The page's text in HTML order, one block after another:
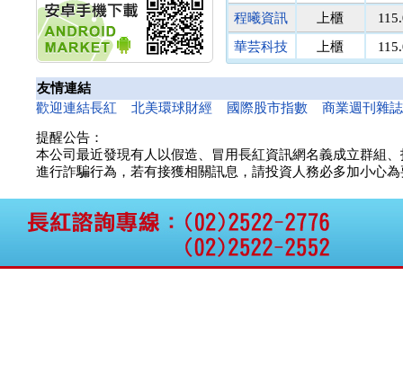
碩通散熱股份有限公司
公告董事會決議發行員
工認股權
華旭先進:代重要子公司
碩通散熱股份有限公司
公告董事會追認113年
向關係
華旭先進:代重要子公司
碩通散熱股份有限公司
公告向關係人取得使用
權資產
仁新醫藥:代重要子公司
BeliteBio,Inc公告受邀參
加第27屆眼
巨生生醫:公告本公司
MPB-1523MRI顯影劑-
匯頂電腦
議價
南美特科
議價
台塑網科
70.00
捷揚光電
議價
新德科技
議價
諾瓦材料
議價
智安電子
議價
穩晟材料
騰錂鐳射
茂德科技
程曦資訊
上櫃
華芸科技
上櫃
精華生醫
上櫃
和亞智慧
上櫃
友情連結
歡迎連結長紅
北美環球財經 國際股市指數 商業週刊雜
提醒公告：
本公司最近發現有人以假造、冒用長紅資訊網名義成立群組
進行詐騙行為，若有接獲相關訊息，請投資人務必多加小心